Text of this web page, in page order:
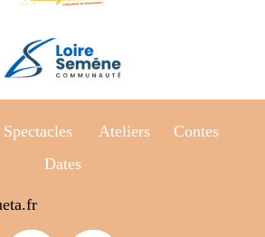
Spectacles Ateliers
Contes
Dates